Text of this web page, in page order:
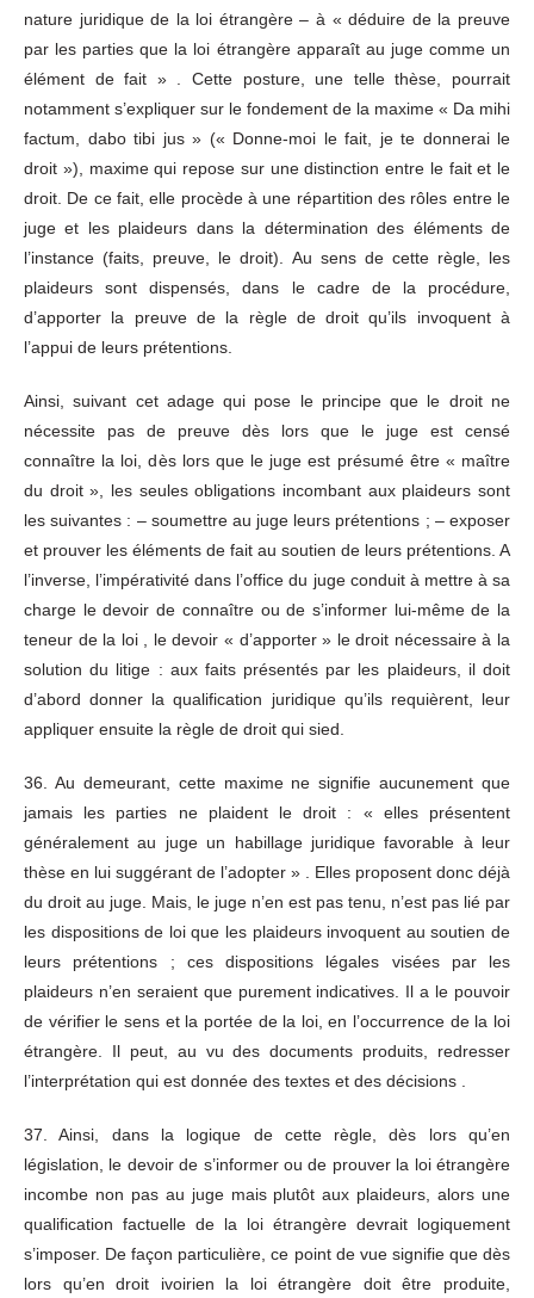
nature juridique de la loi étrangère – à « déduire de la preuve
par les parties que la loi étrangère apparaît au juge comme un
élément de fait » . Cette posture, une telle thèse, pourrait
notamment s’expliquer sur le fondement de la maxime « Da mihi
factum, dabo tibi jus » (« Donne-moi le fait, je te donnerai le
droit »), maxime qui repose sur une distinction entre le fait et le
droit. De ce fait, elle procède à une répartition des rôles entre le
juge et les plaideurs dans la détermination des éléments de
l’instance (faits, preuve, le droit). Au sens de cette règle, les
plaideurs sont dispensés, dans le cadre de la procédure,
d’apporter la preuve de la règle de droit qu’ils invoquent à
l’appui de leurs prétentions.
Ainsi, suivant cet adage qui pose le principe que le droit ne
nécessite pas de preuve dès lors que le juge est censé
connaître la loi, dès lors que le juge est présumé être « maître
du droit », les seules obligations incombant aux plaideurs sont
les suivantes : – soumettre au juge leurs prétentions ; – exposer
et prouver les éléments de fait au soutien de leurs prétentions. A
l’inverse, l’impérativité dans l’office du juge conduit à mettre à sa
charge le devoir de connaître ou de s’informer lui-même de la
teneur de la loi , le devoir « d’apporter » le droit nécessaire à la
solution du litige : aux faits présentés par les plaideurs, il doit
d’abord donner la qualification juridique qu’ils requièrent, leur
appliquer ensuite la règle de droit qui sied.
36. Au demeurant, cette maxime ne signifie aucunement que
jamais les parties ne plaident le droit : « elles présentent
généralement au juge un habillage juridique favorable à leur
thèse en lui suggérant de l’adopter » . Elles proposent donc déjà
du droit au juge. Mais, le juge n’en est pas tenu, n’est pas lié par
les dispositions de loi que les plaideurs invoquent au soutien de
leurs prétentions ; ces dispositions légales visées par les
plaideurs n’en seraient que purement indicatives. Il a le pouvoir
de vérifier le sens et la portée de la loi, en l’occurrence de la loi
étrangère. Il peut, au vu des documents produits, redresser
l’interprétation qui est donnée des textes et des décisions .
37. Ainsi, dans la logique de cette règle, dès lors qu’en
législation, le devoir de s’informer ou de prouver la loi étrangère
incombe non pas au juge mais plutôt aux plaideurs, alors une
qualification factuelle de la loi étrangère devrait logiquement
s’imposer. De façon particulière, ce point de vue signifie que dès
lors qu’en droit ivoirien la loi étrangère doit être produite,